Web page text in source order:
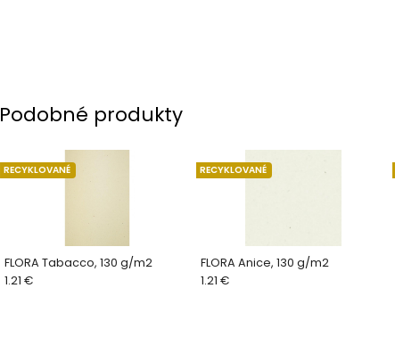
Podobné produkty
FLORA Tabacco, 130 g/m2
RECYKLOVANÉ
1.21 €
FLORA Anice, 130 g/m2
RECYKLOVANÉ
1.21 €